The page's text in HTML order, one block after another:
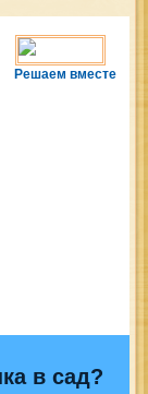
Решаем вместе
в сад?